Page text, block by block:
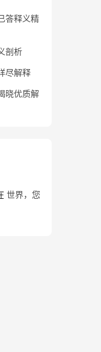
答释义精
剖析
尽解释
晓优质解
世界，您